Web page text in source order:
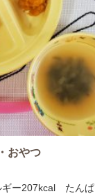
おやつ
ギー207kcal たんぱ